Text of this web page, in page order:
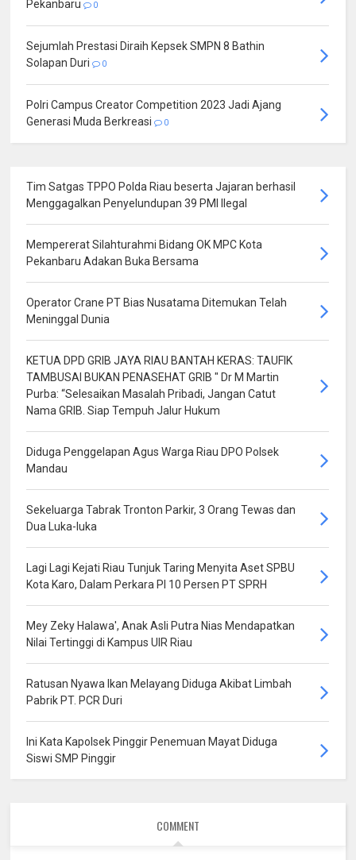
Pekanbaru
0
Sejumlah Prestasi Diraih Kepsek SMPN 8 Bathin
Solapan Duri
0
Polri Campus Creator Competition 2023 Jadi Ajang
Generasi Muda Berkreasi
0
Tim Satgas TPPO Polda Riau beserta Jajaran berhasil
Menggagalkan Penyelundupan 39 PMI Ilegal
Mempererat Silahturahmi Bidang OK MPC Kota
Pekanbaru Adakan Buka Bersama
Operator Crane PT Bias Nusatama Ditemukan Telah
Meninggal Dunia
KETUA DPD GRIB JAYA RIAU BANTAH KERAS: TAUFIK
TAMBUSAI BUKAN PENASEHAT GRIB " Dr M Martin
Purba: “Selesaikan Masalah Pribadi, Jangan Catut
Nama GRIB. Siap Tempuh Jalur Hukum
Diduga Penggelapan Agus Warga Riau DPO Polsek
Mandau
Sekeluarga Tabrak Tronton Parkir, 3 Orang Tewas dan
Dua Luka-luka
Lagi Lagi Kejati Riau Tunjuk Taring Menyita Aset SPBU
Kota Karo, Dalam Perkara PI 10 Persen PT SPRH
Mey Zeky Halawa', Anak Asli Putra Nias Mendapatkan
Nilai Tertinggi di Kampus UIR Riau
Ratusan Nyawa Ikan Melayang Diduga Akibat Limbah
Pabrik PT. PCR Duri
Ini Kata Kapolsek Pinggir Penemuan Mayat Diduga
Siswi SMP Pinggir
COMMENT